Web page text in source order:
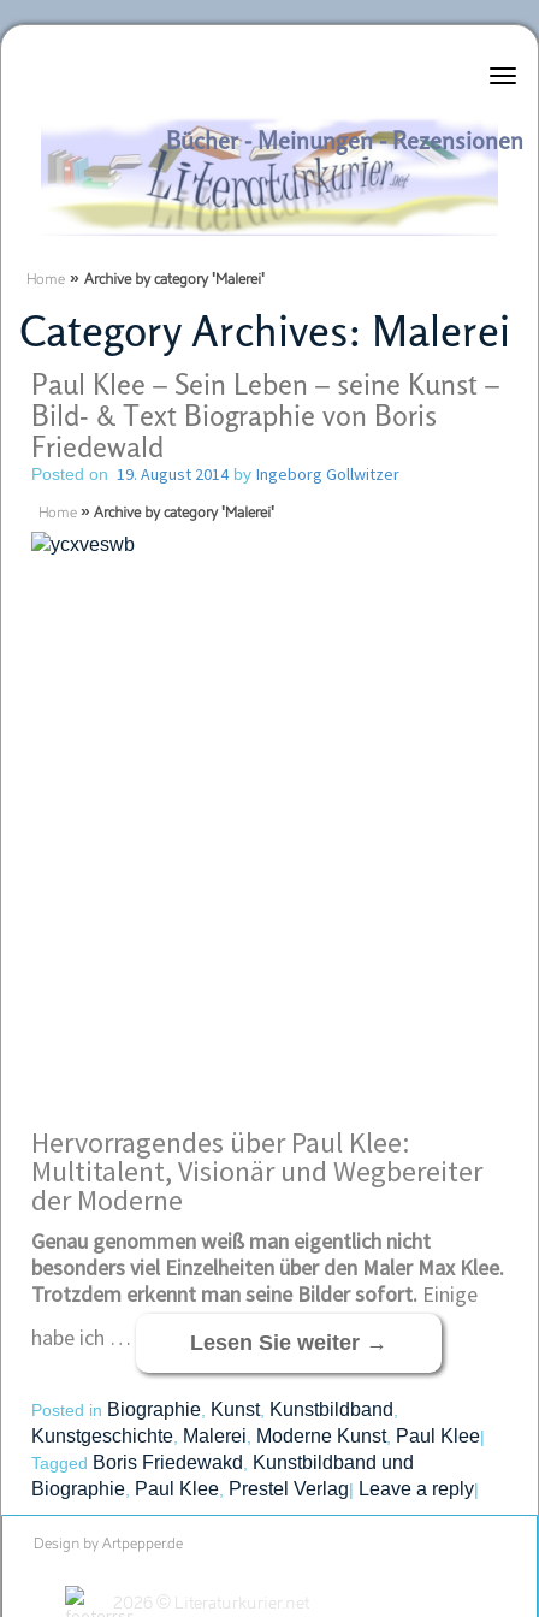
Literaturkurier.net
Bücher - Meinungen - Rezensionen
Home » Archive by category 'Malerei'
Category Archives: Malerei
Paul Klee – Sein Leben – seine Kunst –
Bild- & Text Biographie von Boris
Friedewald
Posted on 19. August 2014by Ingeborg Gollwitzer
Home » Archive by category 'Malerei'
Hervorragendes über Paul Klee:
Multitalent, Visionär und Wegbereiter
der Moderne
Genau genommen weiß man eigentlich nicht
besonders viel Einzelheiten über den Maler Max Klee.
Trotzdem erkennt man seine Bilder sofort. Einige
habe ich …
Lesen Sie weiter →
Posted in Biographie Kunst, Kunstbildband
Kunstgeschichte Malerei Moderne Kunst, Paul Klee|
Tagged Boris Friedewakd
Kunstbildband und
Biographie Paul Klee Prestel Verlag| Leave a reply|
2026 © Literaturkurier.net
Design by Artpepper.de